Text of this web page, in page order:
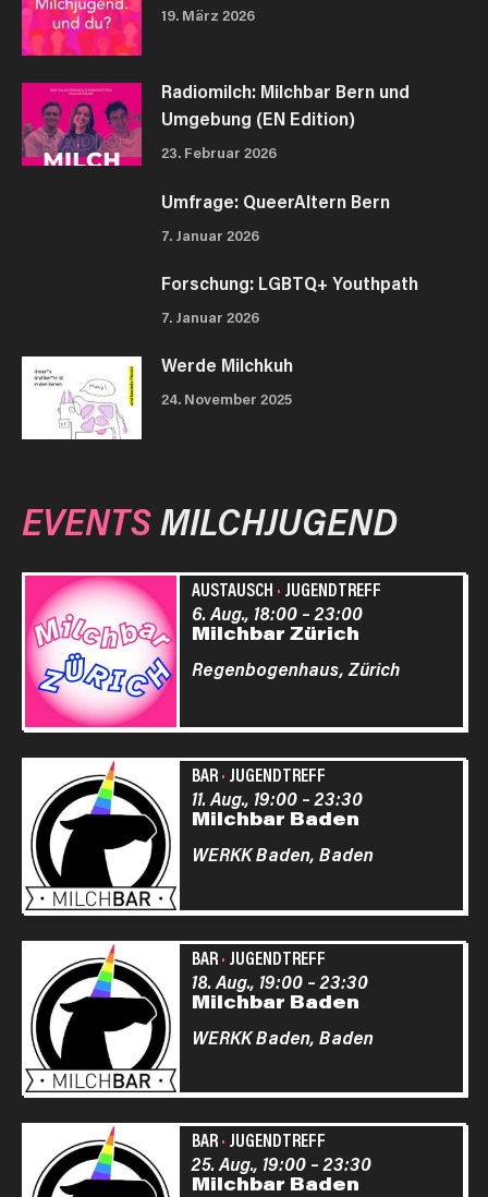
19. März 2026
Radiomilch: Milchbar Bern und
Umgebung (EN Edition)
23. Februar 2026
Umfrage: QueerAltern Bern
7. Januar 2026
Forschung: LGBTQ+ Youthpath
7. Januar 2026
Werde Milchkuh
24. November 2025
EVENTSMILCHJUGEND
AUSTAUSCH · JUGENDTREFF
Milchbar Zürich
6. Aug., 18:00–23:00
Regenbogenhaus, Zürich
BAR· JUGENDTREFF
Milchbar Baden
11. Aug., 19:00–23:30
WERKK Baden, Baden
BAR· JUGENDTREFF
Milchbar Baden
18. Aug., 19:00–23:30
WERKK Baden, Baden
BAR· JUGENDTREFF
Milchbar Baden
25. Aug., 19:00–23:30